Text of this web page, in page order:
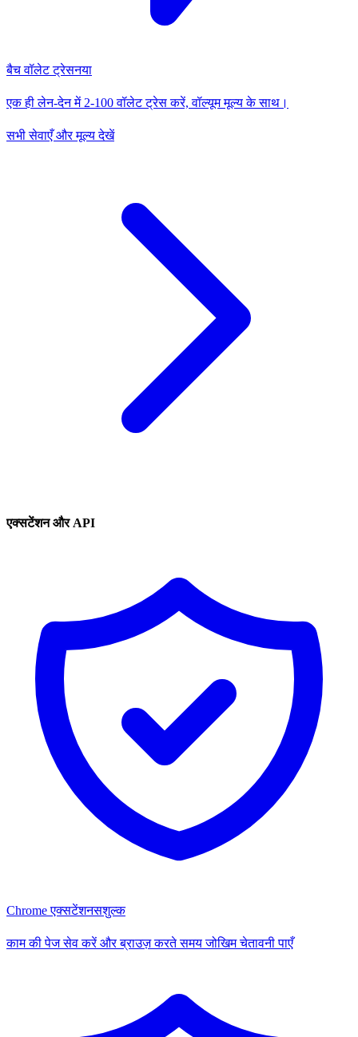
बैच वॉलेट ट्रेसनया
एक ही लेन-देन में 2-100 वॉलेट ट्रेस करें, वॉल्यूम मूल्य के साथ।
सभी सेवाएँ और मूल्य देखें
एक्सटेंशन और API
Chrome एक्सटेंशनसशुल्क
काम की पेज सेव करें और ब्राउज़ करते समय जोखिम चेतावनी पाएँ